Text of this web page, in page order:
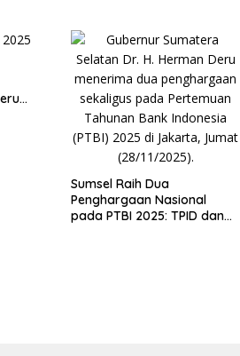
Sumsel Raih Dua
Penghargaan Nasional
pada PTBI 2025: TPID dan